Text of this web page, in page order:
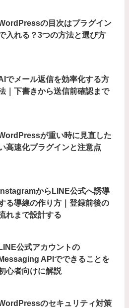
の目次はプラグイン
入れる？3つの方法と選び方
でメール返信を効率化する方
｜下書きから送信前確認まで
が重い時に見直した
高速化プラグインと注意点
からLINE公式へ誘導
る導線の作り方｜登録前後の
れまで設計する
公式アカウントの
APIでできることを
心者向けに解説
のセキュリティ対策